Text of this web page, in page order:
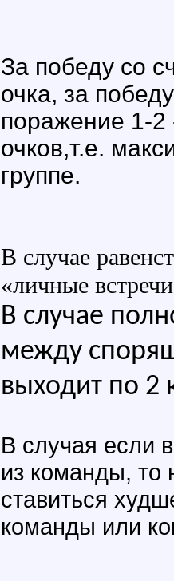
За победу со
очка, за
поражение 1-2
очков,т.е.
группе.
В случае
«личные
В случае
между
выходит по 2
В случая если
из команды, то
ставиться
команды или